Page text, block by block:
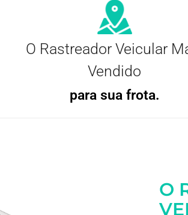
O Rastreador Veicular
Vendido
para sua frota.
O